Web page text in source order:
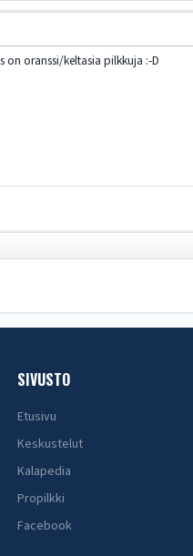
oranssi/keltasia pilkkuja :-D
SIVUSTO
Etusivu
Keskustelut
Kalapedia
Propilkki
Facebook